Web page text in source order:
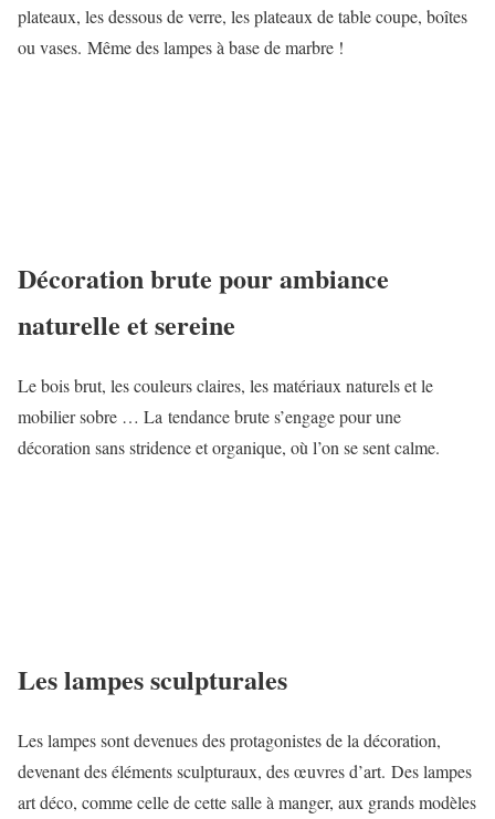
plateaux, les dessous de verre, les plateaux de table coupe, boîtes
ou vases. Même des lampes à base de marbre !
Décoration brute pour ambiance
naturelle et sereine
Le bois brut, les couleurs claires, les matériaux naturels et le
mobilier sobre … La tendance brute s’engage pour une
décoration sans stridence et organique, où l’on se sent calme.
Les lampes sculpturales
Les lampes sont devenues des protagonistes de la décoration,
devenant des éléments sculpturaux, des œuvres d’art. Des lampes
art déco, comme celle de cette salle à manger, aux grands modèles